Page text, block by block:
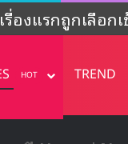
ม่ชัดเจน’ หลัง
HOT TREND